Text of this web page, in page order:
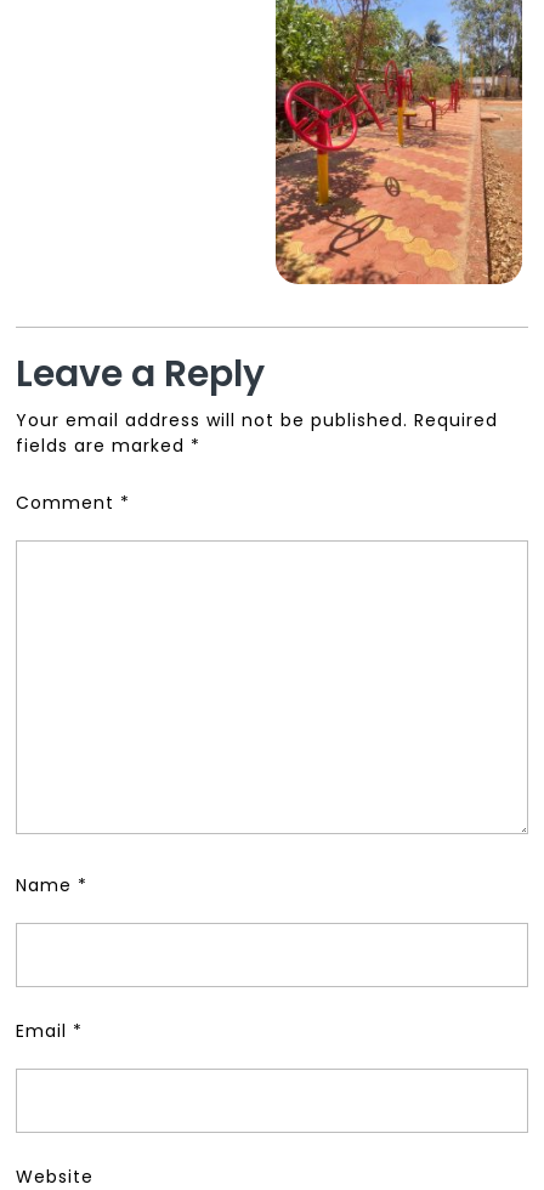
Leave a Reply
Your email address will not be published. Required
fields are marked *
Comment *
Name *
Email *
Website